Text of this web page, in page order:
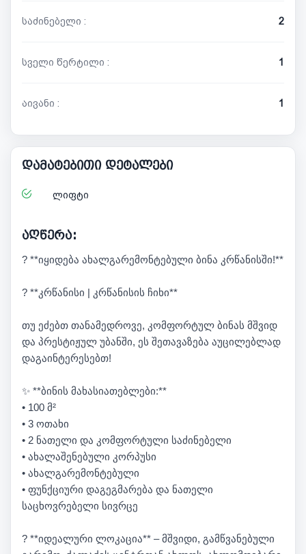
საძინებელი : 2
სველი წერტილი : 1
აივანი : 1
დამატებითი დეტალები
ლიფტი
აღწერა:
? **იყიდება ახალგარემონტებული ბინა კრწანისში!**
? **კრწანისი | კრწანისის ჩიხი**
თუ ეძებთ თანამედროვე, კომფორტულ ბინას მშვიდ
და პრესტიჟულ უბანში, ეს შეთავაზება აუცილებლად
დაგაინტერესებთ!
✨ **ბინის მახასიათებლები:**
• 100 მ²
• 3 ოთახი
• 2 ნათელი და კომფორტული საძინებელი
• ახალაშენებული კორპუსი
• ახალგარემონტებული
• ფუნქციური დაგეგმარება და ნათელი
საცხოვრებელი სივრცე
? **იდეალური ლოკაცია** – მშვიდი, გამწვანებული